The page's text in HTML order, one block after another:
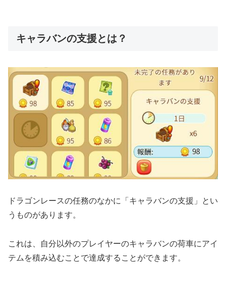
キャラバンの支援とは？
ドラゴンレースの任務のなかに「キャラバンの支援」とい
うものがあります。
これは、自分以外のプレイヤーのキャラバンの荷車にアイ
テムを積み込むことで達成することができます。